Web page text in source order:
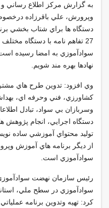
به گزارش مركز اطلاع رساني
وپرورش، علي باقرزاده
دستگاه ها براي شتاب بخشي
27 تفاهم نامه با دستگاه
سوادآموزي به امضا رسيده است
نهادها بهره مند شويم
وي افزود: تدوين طرح هاي
كشاورزي، فني وحرفه اي،
وسربازان بي سواد، تبادل
دستگاه اجرايي، انجام پژوهش
توليد محتواي آموزشي ساده
از ديگر برنامه هاي آموزش
سوادآموزي است
رئيس سازمان نهضت
سوادآموزي در سطح ملي،
كرد: تهيه وتدوين برنامه